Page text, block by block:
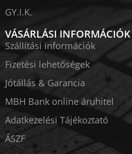
GY.I.K.
VÁSÁRLÁSI INFORMÁCIÓK
Szállítási információk
Fizetési lehetőségek
Jótállás & Garancia
MBH Bank online áruhitel
Adatkezelési Tájékoztató
ÁSZF